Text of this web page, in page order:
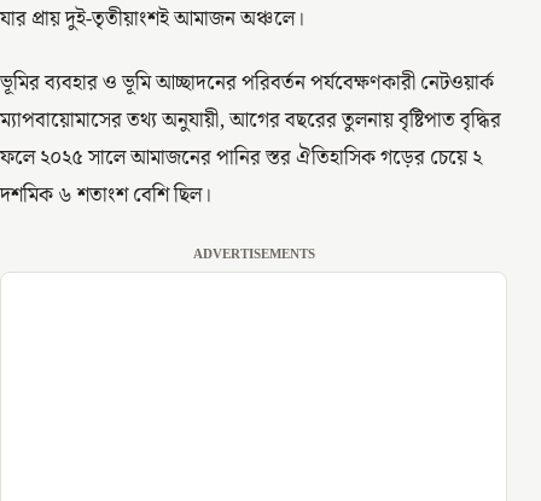
যার প্রায় দুই-তৃতীয়াংশই আমাজন অঞ্চলে।
ভূমির ব্যবহার ও ভূমি আচ্ছাদনের পরিবর্তন পর্যবেক্ষণকারী নেটওয়ার্ক
ম্যাপবায়োমাসের তথ্য অনুযায়ী, আগের বছরের তুলনায় বৃষ্টিপাত বৃদ্ধির
ফলে ২০২৫ সালে আমাজনের পানির স্তর ঐতিহাসিক গড়ের চেয়ে ২
দশমিক ৬ শতাংশ বেশি ছিল।
ADVERTISEMENTS